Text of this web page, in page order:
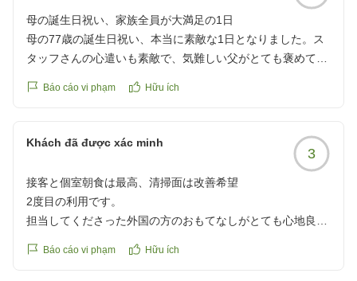
https://review.travel.rakuten.co.jp/hotel/voice/75314?
reviewId=33123478225735
母の誕生日祝い、家族全員が大満足の1日
母の77歳の誕生日祝い、本当に素敵な1日となりました。ス
タッフさんの心遣いも素敵で、気難しい父がとても褒めてお
また行こう、となって、本当に良かったです。
Báo cáo vi phạm Hữu ích
Khách đã được xác minh
3
接客と個室朝食は最高、清掃面は改善希望
2度目の利用です。
担当してくださった外国の方のおもてなしがとても心地良か
たが、個室を用意して頂きとても優雅な時間を過ごせまし
Báo cáo vi phạm Hữu ích